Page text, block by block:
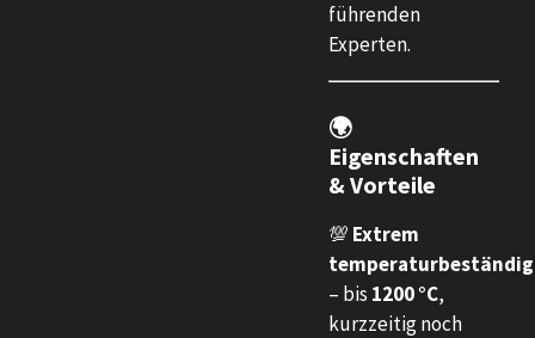
führenden
Experten.
🌍
Eigenschaften
& Vorteile
💯 Extrem
temperaturbeständig
– bis 1200 °C,
kurzzeitig noch